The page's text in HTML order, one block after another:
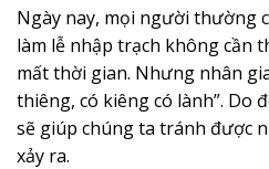
Ngày nay, mọi người thường
làm lễ nhập trạch không cần
mất thời gian. Nhưng nhân
thiêng, có kiêng có lành”. Do
sẽ giúp chúng ta tránh được
xảy ra.